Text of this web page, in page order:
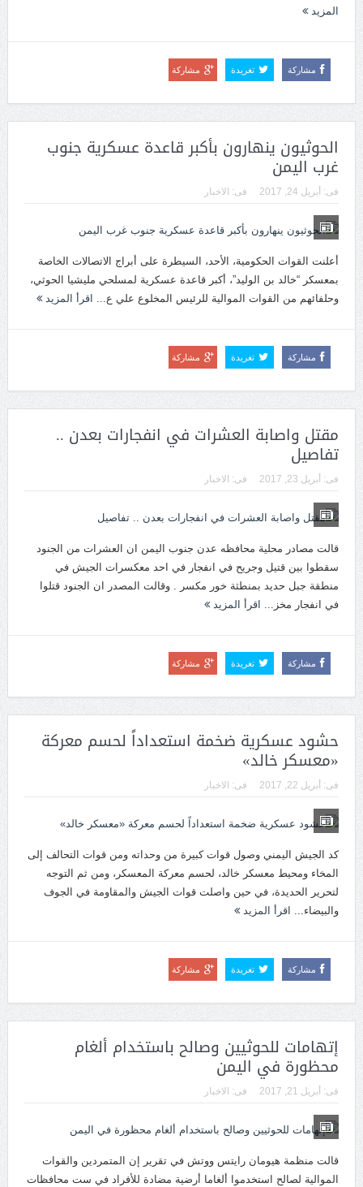
المزيد
مشاركة تغريدة مشاركة
الحوثيون ينهارون بأكبر قاعدة عسكرية جنوب
غرب اليمن
فى: أبريل 24, 2017 فى: الاخبار
أعلنت القوات الحكومية، الأحد، السيطرة على أبراج الاتصالات الخاصة
بمعسكر “خالد بن الوليد”، أكبر قاعدة عسكرية لمسلحي مليشيا الحوثي،
وحلفائهم من القوات الموالية للرئيس المخلوع علي ع... اقرأ المزيد
مشاركة تغريدة مشاركة
مقتل واصابة العشرات في انفجارات بعدن ..
تفاصيل
فى: أبريل 23, 2017 فى: الاخبار
قالت مصادر محلية محافظه عدن جنوب اليمن ان العشرات من الجنود
سقطوا بين قتيل وجريح في انفجار في احد معكسرات الجيش في
منطقة جبل حديد بمنطثة خور مكسر . وقالت المصدر ان الجنود قتلوا
في انفجار مخز... اقرأ المزيد
مشاركة تغريدة مشاركة
حشود عسكرية ضخمة استعداداً لحسم معركة
«معسكر خالد»
فى: أبريل 22, 2017 فى: الاخبار
كد الجيش اليمني وصول قوات كبيرة من وحداته ومن قوات التحالف إلى
المخاء ومحيط معسكر خالد، لحسم معركة المعسكر، ومن ثم التوجه
لتحرير الحديدة، في حين واصلت قوات الجيش والمقاومة في الجوف
والبيضاء... اقرأ المزيد
مشاركة تغريدة مشاركة
إتهامات للحوثيين وصالح باستخدام ألغام
محظورة في اليمن
فى: أبريل 21, 2017 فى: الاخبار
قالت منظمة هيومان رايتس ووتش في تقرير إن المتمردين والقوات
الموالية لصالح استخدموا ألغاما أرضية مضادة للأفراد في ست محافظات